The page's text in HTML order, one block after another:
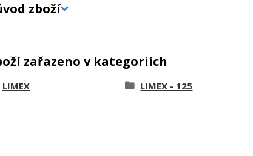
zboží
zařazeno v kategoriích
LIMEX LIMEX - 125